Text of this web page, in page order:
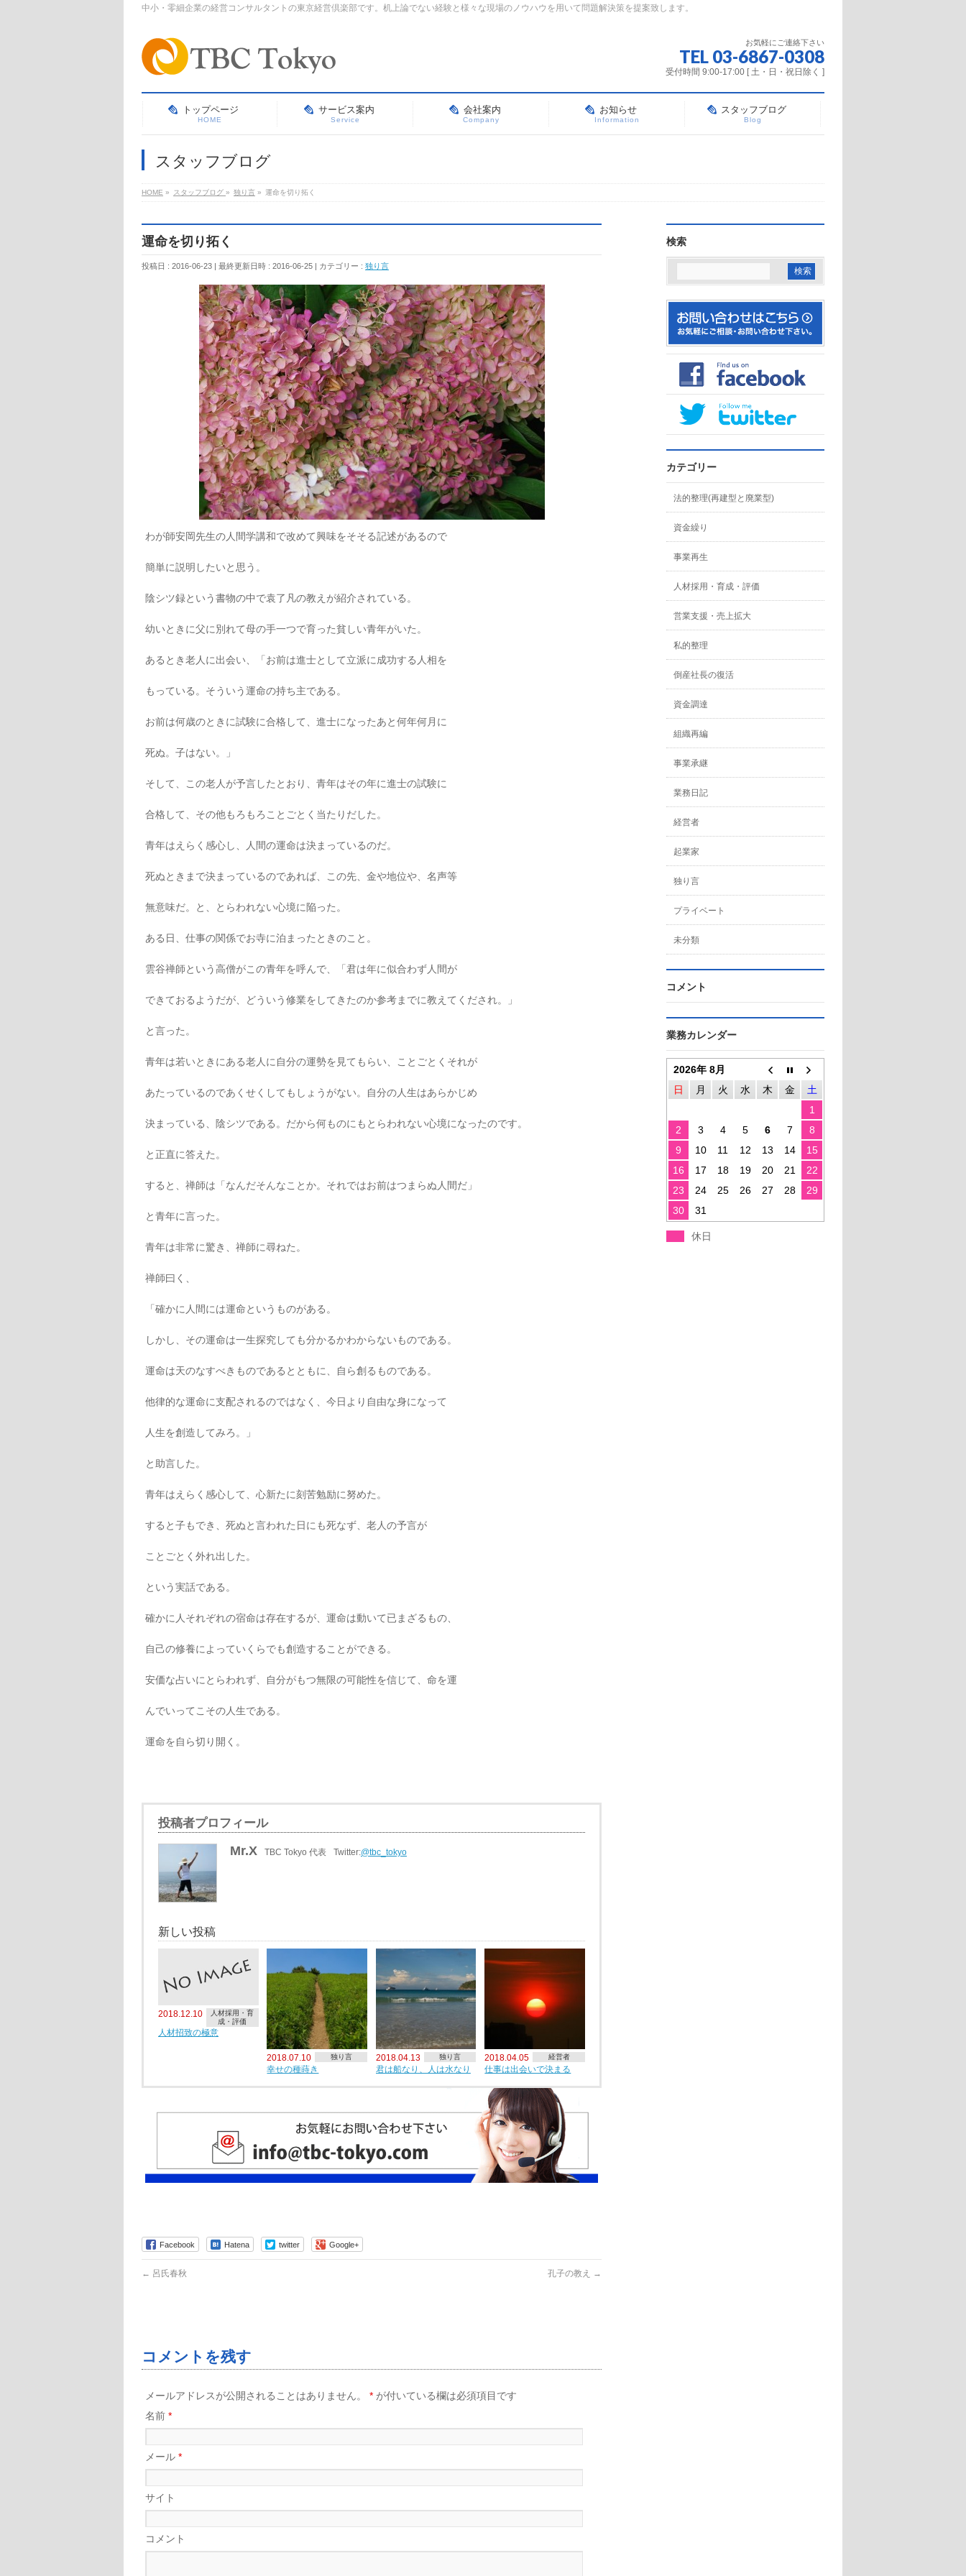
中小・零細企業の経営コンサルタントの東京経営倶楽部です。机上論でない経験と様々な現場のノウハウを用いて問題解決策を提案致します。
お気軽にご連絡下さい
TEL 03-6867-0308
受付時間 9:00-17:00 [ 土・日・祝日除く ]
トップページ
HOME
サービス案内
Service
会社案内
Company
お知らせ
Information
スタッフブログ
Blog
スタッフブログ
HOME » スタッフブログ » 独り言 » 運命を切り拓く
運命を切り拓く
投稿日 : 2016-06-23 最終更新日時 : 2016-06-25 カテゴリー : 独り言
わが師安岡先生の人間学講和で改めて興味をそそる記述があるので
簡単に説明したいと思う。
陰シツ録という書物の中で袁了凡の教えが紹介されている。
幼いときに父に別れて母の手一つで育った貧しい青年がいた。
あるとき老人に出会い、「お前は進士として立派に成功する人相を
もっている。そういう運命の持ち主である。
お前は何歳のときに試験に合格して、進士になったあと何年何月に
死ぬ。子はない。」
そして、この老人が予言したとおり、青年はその年に進士の試験に
合格して、その他もろもろことごとく当たりだした。
青年はえらく感心し、人間の運命は決まっているのだ。
死ぬときまで決まっているのであれば、この先、金や地位や、名声等
無意味だ。と、とらわれない心境に陥った。
ある日、仕事の関係でお寺に泊まったときのこと。
雲谷禅師という高僧がこの青年を呼んで、「君は年に似合わず人間が
できておるようだが、どういう修業をしてきたのか参考までに教えてくだされ。」
と言った。
青年は若いときにある老人に自分の運勢を見てもらい、ことごとくそれが
あたっているのであくせくしてもしょうがない。自分の人生はあらかじめ
決まっている、陰シツである。だから何ものにもとらわれない心境になったのです。
と正直に答えた。
すると、禅師は「なんだそんなことか。それではお前はつまらぬ人間だ」
と青年に言った。
青年は非常に驚き、禅師に尋ねた。
禅師曰く、
「確かに人間には運命というものがある。
しかし、その運命は一生探究しても分かるかわからないものである。
運命は天のなすべきものであるとともに、自ら創るものである。
他律的な運命に支配されるのではなく、今日より自由な身になって
人生を創造してみろ。」
と助言した。
青年はえらく感心して、心新たに刻苦勉励に努めた。
すると子もでき、死ぬと言われた日にも死なず、老人の予言が
ことごとく外れ出した。
という実話である。
確かに人それぞれの宿命は存在するが、運命は動いて已まざるもの、
自己の修養によっていくらでも創造することができる。
安価な占いにとらわれず、自分がもつ無限の可能性を信じて、命を運
んでいってこその人生である。
運命を自ら切り開く。
投稿者プロフィール
Mr.X TBC Tokyo 代表 Twitter:@tbc_tokyo
新しい投稿
2018.12.10
人材採用・育
成・評価
人材招致の極意
2018.07.10 独り言
幸せの種蒔き
2018.04.13 独り言
君は船なり、人は水なり
2018.04.05 経営者
仕事は出会いで決まる
Facebook Hatena twitter Google+
← 呂氏春秋 孔子の教え →
コメントを残す
メールアドレスが公開されることはありません。 * が付いている欄は必須項目です
名前 *
メール *
サイト
コメント
検索
カテゴリー
法的整理(再建型と廃業型)
資金繰り
事業再生
人材採用・育成・評価
営業支援・売上拡大
私的整理
倒産社長の復活
資金調達
組織再編
事業承継
業務日記
経営者
起業家
独り言
プライベート
未分類
コメント
業務カレンダー
2026年 8月
日
月 火 水 木 金
土
1
2
3 4 5 6 7
8
9
10 11 12 13 14
15
16
17 18 19 20 21
22
23
24 25 26 27 28
29
30
31
休日